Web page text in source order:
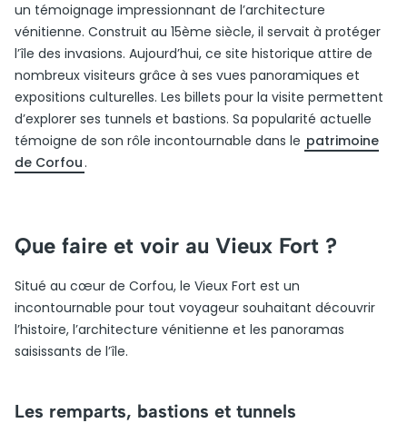
un témoignage impressionnant de l’architecture
vénitienne. Construit au 15ème siècle, il servait à protéger
l’île des invasions. Aujourd’hui, ce site historique attire de
nombreux visiteurs grâce à ses vues panoramiques et
expositions culturelles. Les billets pour la visite permettent
d’explorer ses tunnels et bastions. Sa popularité actuelle
témoigne de son rôle incontournable dans le patrimoine
de Corfou .
Que faire et voir au Vieux Fort ?
Situé au cœur de Corfou, le Vieux Fort est un
incontournable pour tout voyageur souhaitant découvrir
l’histoire, l’architecture vénitienne et les panoramas
saisissants de l’île.
Les remparts, bastions et tunnels